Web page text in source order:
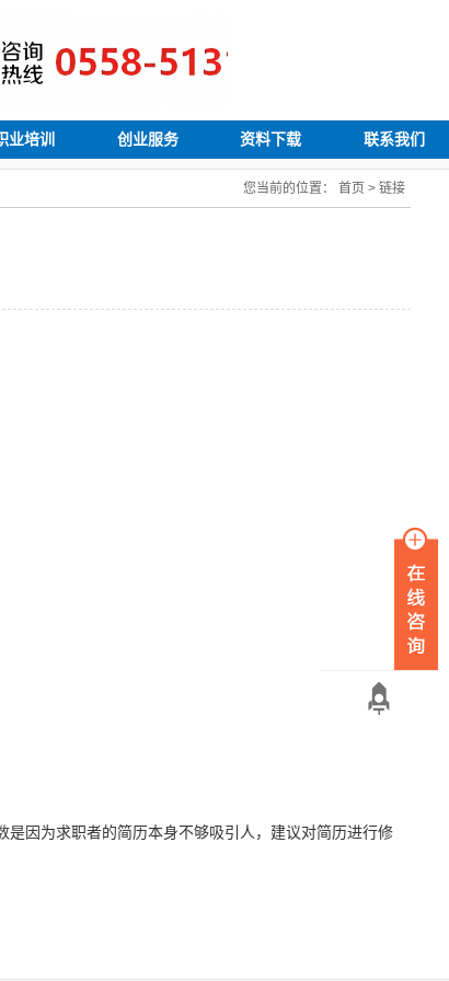
业培训 创业服务 资料下载 联系我们
您当前的位置： 首页 > 链接
因为求职者的简历本身不够吸引人，建议对简历进行修